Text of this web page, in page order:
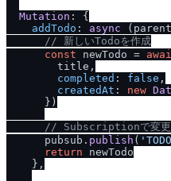
Mutation : {
addTodo : async
// 新しいTodoを作成
const newTodo =
        title,
completed : false ,
createdAt : new
      })
// Subscriptionで変更
      pubsub.
publish (
return newTodo
    },